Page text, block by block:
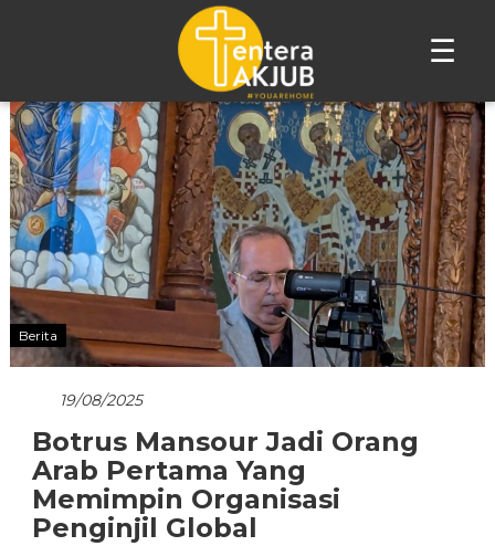
☰
Lompat
ke
konten
Berita
19/08/2025
Botrus Mansour Jadi Orang
Arab Pertama Yang
Memimpin Organisasi
Penginjil Global